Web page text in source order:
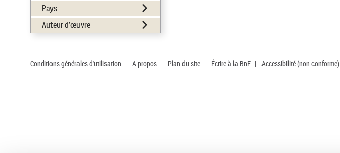
Pays
Auteur d’œuvre
Conditions générales d'utilisation | A propos | Plan du site | Écrire à la BnF | Accessibilité (non conforme)